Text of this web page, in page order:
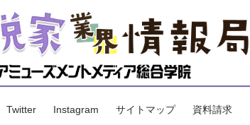
Twitter Instagram サイトマップ 資料請求